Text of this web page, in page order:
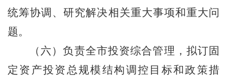
统筹协调、研究解决相关重大事项和重大问
题。
（六）负责全市投资综合管理，拟订固
定资产投资总规模结构调控目标和政策措